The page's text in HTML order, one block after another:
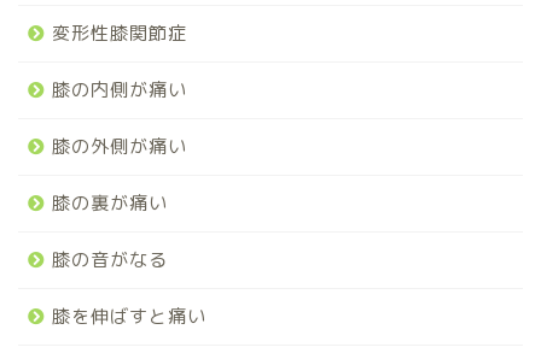
変形性膝関節症
膝の内側が痛い
膝の外側が痛い
膝の裏が痛い
膝の音がなる
膝を伸ばすと痛い